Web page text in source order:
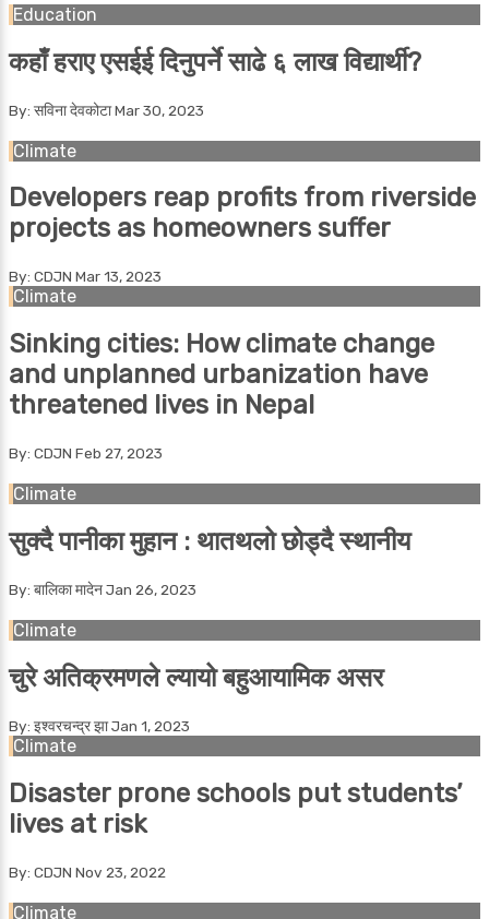
Education
कहाँ हराए एसईई दिनुपर्ने साढे ६ लाख विद्यार्थी?
By: सविना देवकोटाMar 30, 2023
Climate
Developers reap profits from riverside
projects as homeowners suffer
By: CDJN Mar 13, 2023
Climate
Sinking cities: How climate change
and unplanned urbanization have
threatened lives in Nepal
By: CDJN Feb 27, 2023
Climate
सुक्दै पानीका मुहान : थातथलो छोड्दै स्थानीय
By: बालिका मादेनJan 26, 2023
Climate
चुरे अतिक्रमणले ल्यायो बहुआयामिक असर
By: इश्वरचन्द्र झाJan 1, 2023
Climate
Disaster prone schools put students’
lives at risk
By: CDJN Nov 23, 2022
Climate